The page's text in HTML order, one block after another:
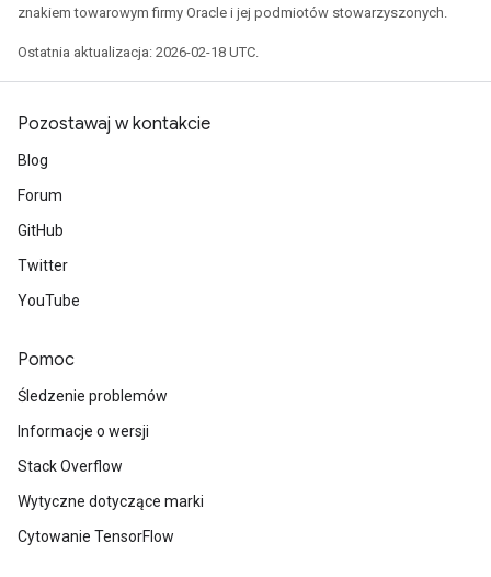
znakiem towarowym firmy Oracle i jej podmiotów stowarzyszonych.
Ostatnia aktualizacja: 2026-02-18 UTC.
Pozostawaj w kontakcie
Blog
Forum
GitHub
Twitter
YouTube
Pomoc
Śledzenie problemów
Informacje o wersji
Stack Overflow
Wytyczne dotyczące marki
Cytowanie TensorFlow